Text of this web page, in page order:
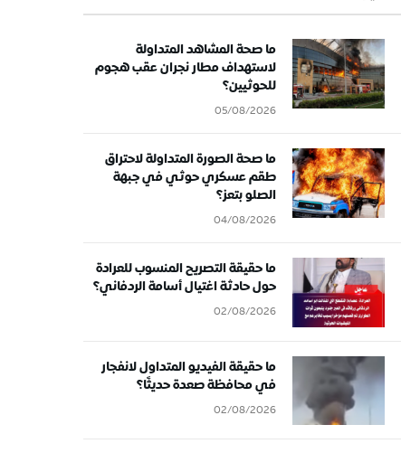
ما صحة المشاهد المتداولة
لاستهداف مطار نجران عقب هجوم
للحوثيين؟
05/08/2026
ما صحة الصورة المتداولة لاحتراق
طقم عسكري حوثي في جبهة
الصلو بتعز؟
04/08/2026
ما حقيقة التصريح المنسوب للعرادة
حول حادثة اغتيال أسامة الردفاني؟
02/08/2026
ما حقيقة الفيديو المتداول لانفجار
في محافظة صعدة حديثًا؟
02/08/2026